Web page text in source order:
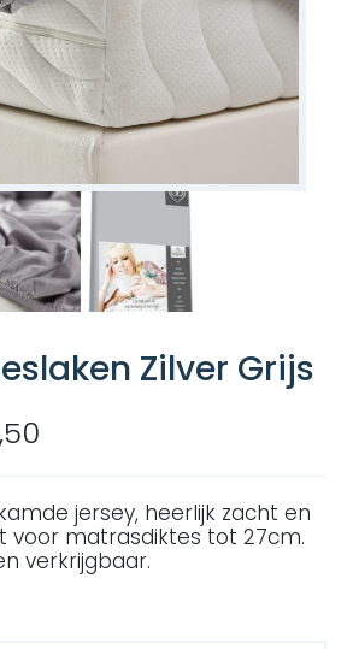
Zilver Grijs
jersey, heerlijk zacht en
voor matrasdiktes tot 27cm.
verkrijgbaar.